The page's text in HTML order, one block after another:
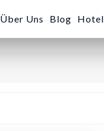
Über Uns Blog Hotel